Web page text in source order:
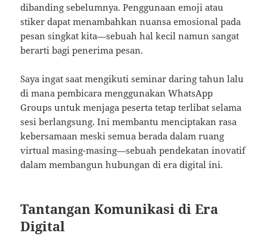
dibanding sebelumnya. Penggunaan emoji atau
stiker dapat menambahkan nuansa emosional pada
pesan singkat kita—sebuah hal kecil namun sangat
berarti bagi penerima pesan.
Saya ingat saat mengikuti seminar daring tahun lalu
di mana pembicara menggunakan WhatsApp
Groups untuk menjaga peserta tetap terlibat selama
sesi berlangsung. Ini membantu menciptakan rasa
kebersamaan meski semua berada dalam ruang
virtual masing-masing—sebuah pendekatan inovatif
dalam membangun hubungan di era digital ini.
Tantangan Komunikasi di Era
Digital